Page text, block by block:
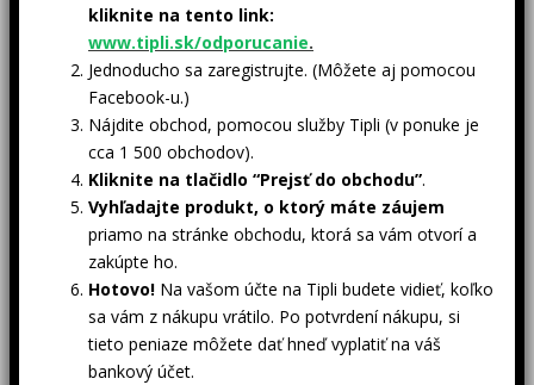
kliknite na tento link:
www.tipli.sk/odporucanie.
Jednoducho sa zaregistrujte. (Môžete aj pomocou
Facebook-u.)
Nájdite obchod, pomocou služby Tipli (v ponuke je
cca 1 500 obchodov).
Kliknite na tlačidlo “Prejsť do obchodu”.
Vyhľadajte produkt, o ktorý máte záujem
priamo na stránke obchodu, ktorá sa vám otvorí a
zakúpte ho.
Hotovo! Na vašom účte na Tipli budete vidieť, koľko
sa vám z nákupu vrátilo. Po potvrdení nákupu, si
tieto peniaze môžete dať hneď vyplatiť na váš
bankový účet.